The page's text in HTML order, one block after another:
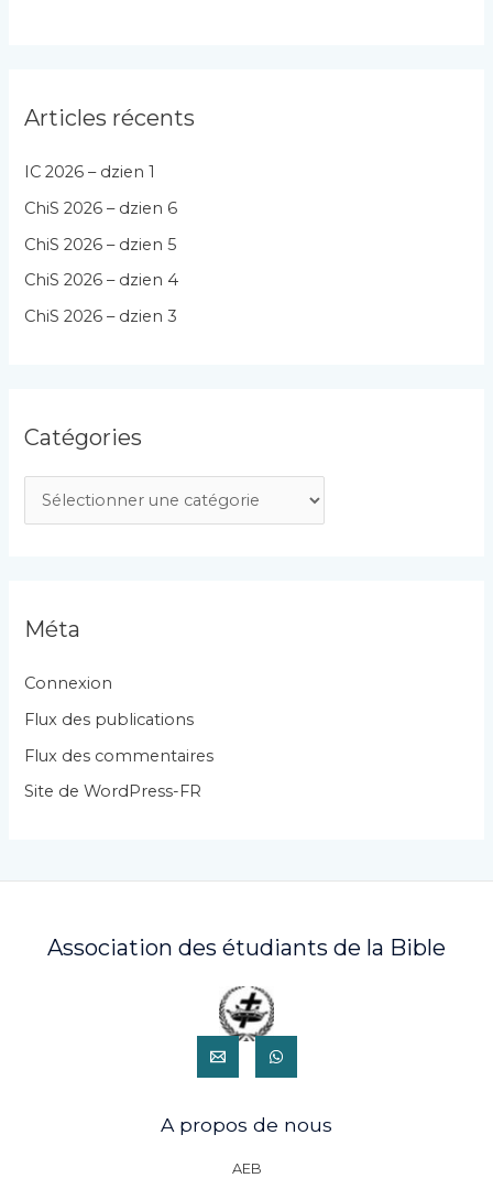
Articles récents
IC 2026 – dzien 1
ChiS 2026 – dzien 6
ChiS 2026 – dzien 5
ChiS 2026 – dzien 4
ChiS 2026 – dzien 3
Catégories
a
g
r
i
e
Méta
Connexion
Flux des publications
Flux des commentaires
Site de WordPress-FR
Association des étudiants de la Bible
A propos de nous
AEB